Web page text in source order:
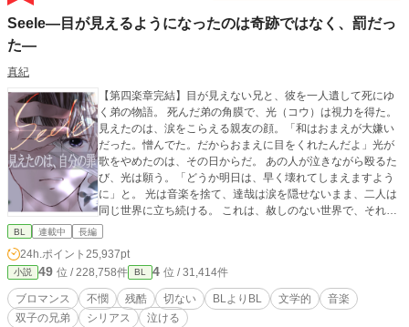
Seele―目が見えるようになったのは奇跡ではなく、罰だっ
た―
真紀
【第四楽章完結】目が見えない兄と、彼を一人遺して死にゆ
く弟の物語。 死んだ弟の角膜で、光（コウ）は視力を得た。
見えたのは、涙をこらえる親友の顔。「和はおまえが大嫌い
だった。憎んでた。だからおまえに目をくれたんだよ」光が
歌をやめたのは、その日からだ。 あの人が泣きながら殴るた
び、光は願う。「どうか明日は、早く壊れてしまえますよう
に」と。 光は音楽を捨て、達哉は涙を隠せないまま、二人は
同じ世界に立ち続ける。 これは、赦しのない世界で、それで
も生きようとする者たちの物語。 ブロマンス寄りですがBL好
が好物の方、ぜひどうぞ。
BL 連載中 長編
24h.ポイント 25,937pt
小説 49 位 / 228,758件 BL 4 位 / 31,414件
ブロマンス 不憫 残酷 切ない BLよりBL 文学的
音楽
双子の兄弟
シリアス 泣ける